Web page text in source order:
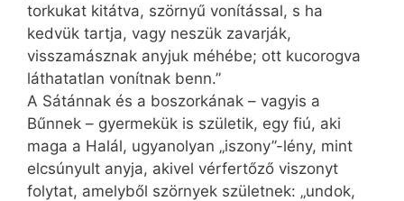
torkukat kitátva, szörnyű vonítással, s ha
kedvük tartja, vagy neszük zavarják,
visszamásznak anyjuk méhébe; ott kucorogva
láthatatlan vonítnak benn.”
A Sátánnak és a boszorkának – vagyis a
Bűnnek – gyermekük is születik, egy fiú, aki
maga a Halál, ugyanolyan „iszony”-lény, mint
elcsúnyult anyja, akivel vérfertőző viszonyt
folytat, amelyből szörnyek születnek: „undok,